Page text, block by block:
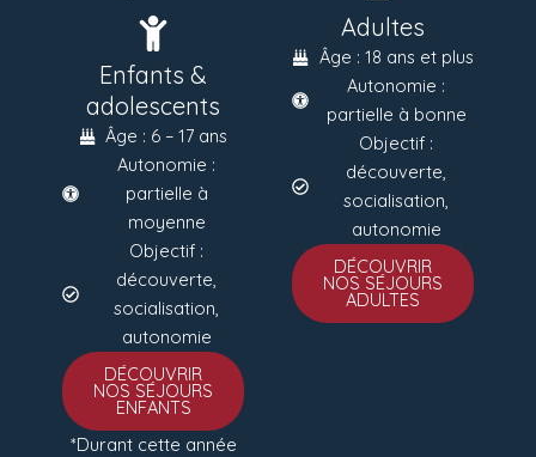
Enfants &
adolescents
Âge : 6 – 17 ans
Autonomie :
partielle à
moyenne
Objectif :
découverte,
socialisation,
autonomie
DÉCOUVRIR
NOS SÉJOURS
ENFANTS
*Durant cette année
Adultes
Âge : 18 ans et plus
Autonomie :
partielle à bonne
Objectif :
découverte,
socialisation,
autonomie
DÉCOUVRIR
NOS SÉJOURS
ADULTES